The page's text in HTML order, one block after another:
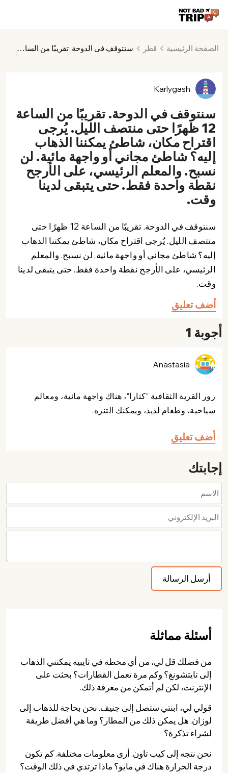
الصفحة الرئيسية قطر سنتوقف في الدوحة. تقريبًا من الساعة 12 ظهرًا حتى منتصف الليل. يُرجى اقتراح مكان، شاطئ يمكننا الذهاب إليه؟ شاطئ مجاني أو واجهة مائية. لن نسبح. والمعلم الرئيسي، على الأرجح نقطة واحدة فقط. حتى يتبقى لدينا وقت.
Karlygash
سنتوقف في الدوحة. تقريبًا من الساعة
12 ظهرًا حتى منتصف الليل. يُرجى
اقتراح مكان، شاطئ يمكننا الذهاب
إليه؟ شاطئ مجاني أو واجهة مائية. لن
نسبح. والمعلم الرئيسي، على الأرجح
نقطة واحدة فقط. حتى يتبقى لدينا
وقت.
سنتوقف في الدوحة. تقريبًا من الساعة 12 ظهرًا حتى
منتصف الليل. يُرجى اقتراح مكان، شاطئ يمكننا الذهاب
إليه؟ شاطئ مجاني أو واجهة مائية. لن نسبح. والمعلم
الرئيسي، على الأرجح نقطة واحدة فقط. حتى يتبقى لدينا
وقت.
أضف تعليق
أجوبة 1
Anastasia
زور القرية الثقافية "كتارا"، هناك واجهة مائية، ومعالم
سياحية، وطعام لذيذ، ويمكنك التنزه.
أضف تعليق
إجابتك
أسئلة مماثلة
من فضلك قل لي، من أي محطة في تايبيه يمكنني الذهاب
إلى تايتشونغ؟ وكم مرة تعمل القطارات؟ بحثت على
الإنترنت، لكن لم أتمكن من معرفة ذلك.
قولي لي، ابنتي ستصل إلى جنيف. نحن بحاجة للذهاب إلى
لوزان. هل يمكن ذلك من المطار؟ وما هي أفضل طريقة
لشراء تذكرة؟
نحن نتجه إلى كيب تاون. أرى معلومات مختلفة. كم تكون
درجة الحرارة هناك في مايو؟ ماذا ترتدي في ذلك الوقت؟